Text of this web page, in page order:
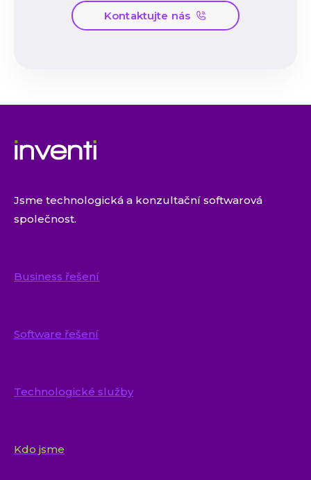
Kontaktujte nás
Jsme technologická a konzultační softwarová
společnost.
Business řešení
Software řešení
Technologické služby
Kdo jsme